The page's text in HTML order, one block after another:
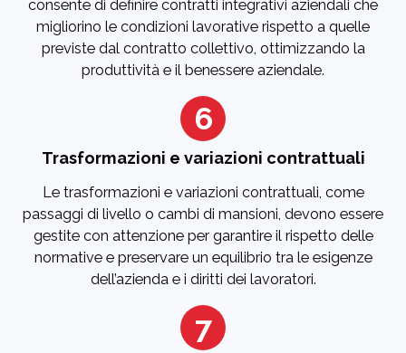
consente di definire contratti integrativi aziendali che
migliorino le condizioni lavorative rispetto a quelle
previste dal contratto collettivo, ottimizzando la
produttività e il benessere aziendale.
6
Trasformazioni e variazioni contrattuali
Le trasformazioni e variazioni contrattuali, come
passaggi di livello o cambi di mansioni, devono essere
gestite con attenzione per garantire il rispetto delle
normative e preservare un equilibrio tra le esigenze
dell’azienda e i diritti dei lavoratori.
7